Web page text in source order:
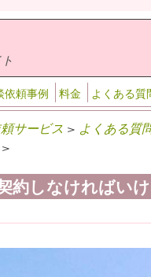
依頼事例 料金 よくある質
サービス > よくある質
約しなければい